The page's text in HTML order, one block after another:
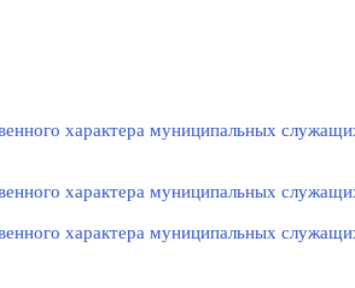
характера муниципальных
характера муниципальных
характера муниципальных